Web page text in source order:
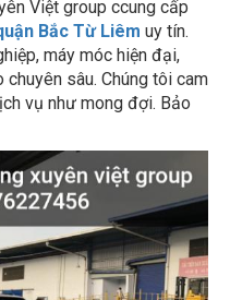
máy móc hiện đại,
sâu. Chúng tôi cam
vụ như mong đợi. Bảo